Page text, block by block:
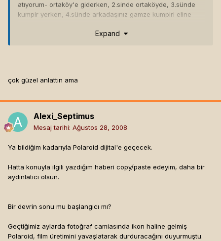
atıyorum- ortaköy'e giderken, 2.sinde ortaköyde, 3.sünde
kumpir yerken, 4.sünde arkadaşınız gamze kumpiri eline
bunun gibi bir de lomolar var.. garip renkler ile anı
daha profesyoneldir. sanki"tamam hüseyin sen şimdi kolanı
üstüne dökmüşsün de biz sana gülüyormuşuz gibi
durucaksın"
der gibi çıkar fotoğraflar. polaroid nötral durur.
olayı gösterir sadece. mütevazi ve basittir. fazlası değil.
soldan ve sağdan, aşağı ve yukarında beyaz bir çerçeve ile
sarar ve muhafaza eder mutluluğunu, zamanla nostaljin gibi
hafif sararır kenarları, renkler belki biraz dağılır..
Expand
çok güzel anlattın ama
Alexi_Septimus
Mesaj tarihi: Ağustos 28, 2008
Ya bildiğim kadarıyla Polaroid dijital'e geçecek.
Hatta konuyla ilgili yazdığım haberi copy/paste edeyim, daha bir
aydınlatıcı olsun.
Bir devrin sonu mu başlangıcı mı?
Geçtiğimiz aylarda fotoğraf camiasında ikon haline gelmiş
Polaroid, film üretimini yavaşlatarak durduracağını duyurmuştu.